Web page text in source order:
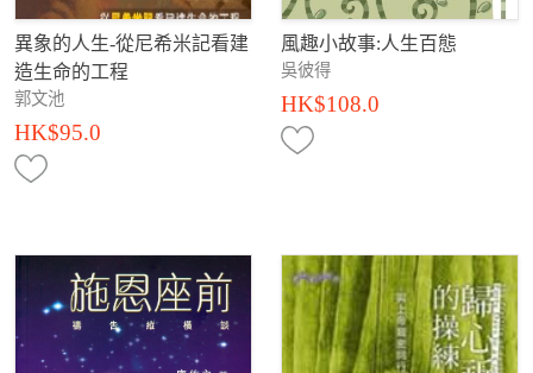
異象的人生-從尼希米記看建
造生命的工程
郭文池
HK$95.0
風趣小故事:人生百態
吳彼得
HK$108.0